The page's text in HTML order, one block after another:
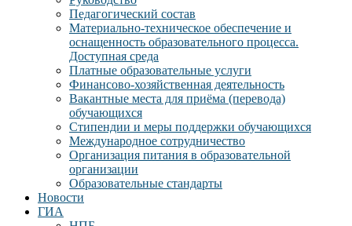
Педагогический состав
Материально-техническое обеспечение и
оснащенность образовательного процесса.
Доступная среда
Платные образовательные услуги
Финансово-хозяйственная деятельность
Вакантные места для приёма (перевода)
обучающихся
Стипендии и меры поддержки обучающихся
Международное сотрудничество
Организация питания в образовательной
организации
Образовательные стандарты
Новости
ГИА